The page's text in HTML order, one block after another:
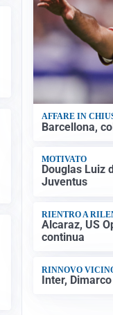
AFFARE IN
Barcellona,
MOTIVATO
Douglas Luiz
Juventus
RIENTRO A
Alcaraz, US
continua
RINNOVO
Inter,